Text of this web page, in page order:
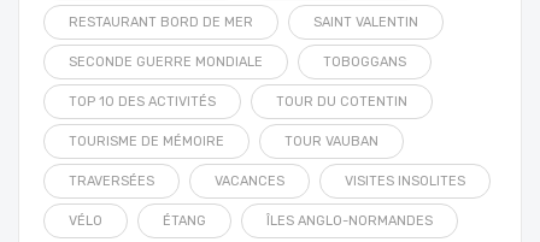
RESTAURANT BORD DE MER SAINT VALENTIN
SECONDE GUERRE MONDIALE TOBOGGANS
TOP 10 DES ACTIVITÉS TOUR DU COTENTIN
TOURISME DE MÉMOIRE TOUR VAUBAN
TRAVERSÉES VACANCES VISITES INSOLITES
VÉLO ÉTANG ÎLES ANGLO-NORMANDES